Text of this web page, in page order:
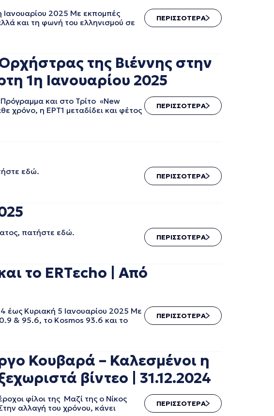
2025 Με εκπομπές
και τη φωνή του ελληνισμού σε
ΠΕΡΙΣΣΟΤΕΡΑ
της Βιέννης στην
1η Ιανουαρίου 2025
και στο Τρίτο «New
χρόνο, η ΕΡΤ1 μεταδίδει και φέτος
ΠΕΡΙΣΣΟΤΕΡΑ
εδώ. ΠΕΡΙΣΣΟΤΕΡΑ
πατήστε εδώ. ΠΕΡΙΣΣΟΤΕΡΑ
το ERTεcho | Από
έως Κυριακή 5 Ιανουαρίου 2025 Με
& 95.6, το Kosmos 93.6 και το
ΠΕΡΙΣΣΟΤΕΡΑ
Κουβαρά – Καλεσμένοι η
βίντεο | 31.12.2024
φίλοι της Μαζί της ο Νίκος
αλλαγή του χρόνου, κάνει
ΠΕΡΙΣΣΟΤΕΡΑ